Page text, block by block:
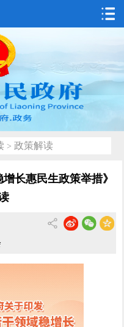
> 政策解读
长惠民生政策举措》